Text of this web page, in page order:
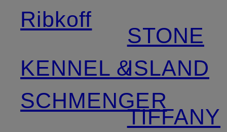
Ribkoff
KENNEL &
SCHMENGER
STONE
ISLAND
TIFFANY